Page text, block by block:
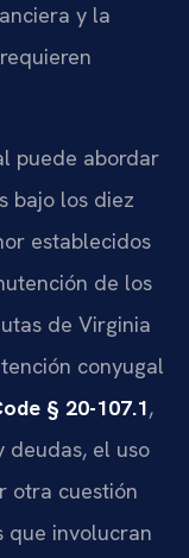
y la
puede abordar
bajo los diez
establecidos
de los
de Virginia
conyugal
§ 20-107.1,
deudas, el uso
otra cuestión
que involucran